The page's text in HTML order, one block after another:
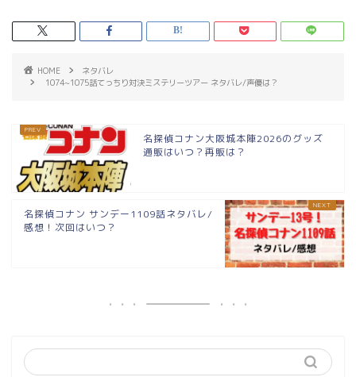
HOME
ネタバレ
1074~1075話てっちり対決ミステリーツアー ネタバレ/声優は？
名探偵コナン大阪城本陣2026のグッズ
通販はいつ？再販は？
名探偵コナン サンデー1109話ネタバレ/
感想！次回はいつ？